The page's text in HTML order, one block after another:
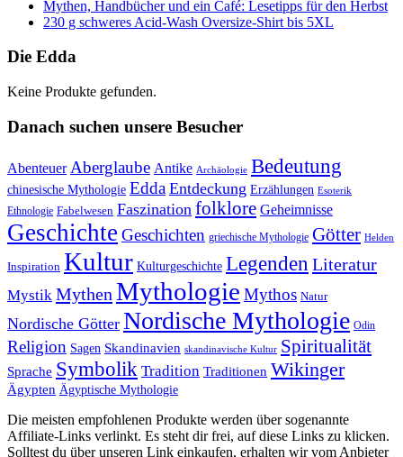
Mythen, Handbücher und ein Café: Lesetipps für den Herbst
230 g schweres Acid-Wash Oversize-Shirt bis 5XL
Die Edda
Keine Produkte gefunden.
Danach suchen unsere Besucher
Abenteuer Aberglaube Antike Archäologie Bedeutung
chinesische Mythologie Edda Entdeckung Erzählungen Esoterik
Ethnologie Fabelwesen Faszination folklore Geheimnisse
Geschichte Geschichten griechische Mythologie Götter Helden
Inspiration Kultur Kulturgeschichte Legenden Literatur
Mystik Mythen Mythologie Mythos Natur
Nordische Götter Nordische Mythologie Odin
Religion Sagen Skandinavien skandinavische Kultur Spiritualität
Sprache Symbolik Tradition Traditionen Wikinger
Ägypten Ägyptische Mythologie
Die meisten empfohlenen Produkte werden über sogenannte
Affiliate-Links verlinkt. Es steht dir frei, auf diese Links zu klicken.
Solltest du über unseren Link einkaufen, erhalten wir vom Anbieter